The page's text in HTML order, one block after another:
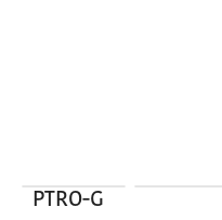
PTRO-G